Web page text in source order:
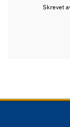
Skrevet